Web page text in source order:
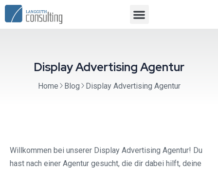
Display Advertising Agentur
Home Blog Display Advertising Agentur
Willkommen bei unserer Display Advertising Agentur! Du
hast nach einer Agentur gesucht, die dir dabei hilft, deine